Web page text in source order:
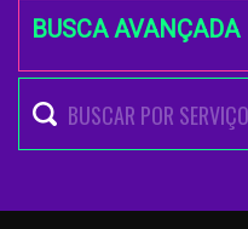
BUSCA AVANÇADA